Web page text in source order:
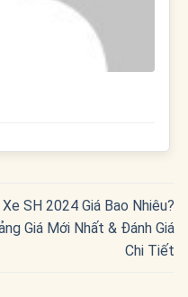
Xe SH 2024 Giá Bao Nhiêu?
Giá Mới Nhất & Đánh Giá
Chi Tiết